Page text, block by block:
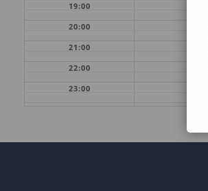
19:00
20:00
21:00
22:00
23:00